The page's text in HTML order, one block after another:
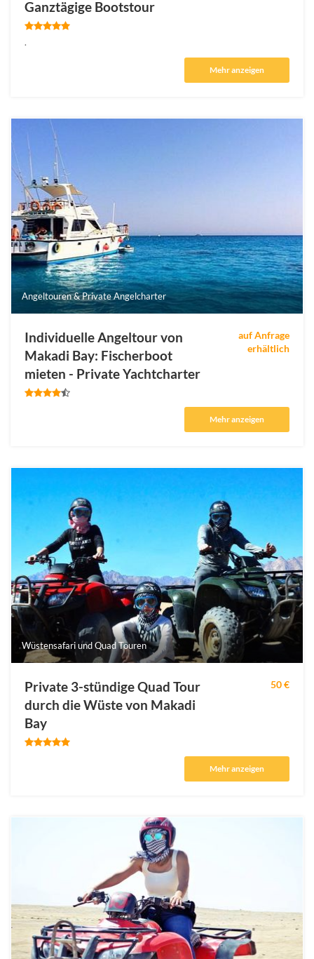
Ganztägige Bootstour
.
Mehr anzeigen
Angeltouren & Private Angelcharter
Individuelle Angeltour von
Makadi Bay: Fischerboot
mieten - Private Yachtcharter
auf Anfrage
erhältlich
Mehr anzeigen
Wüstensafari und Quad Touren
Private 3-stündige Quad Tour
durch die Wüste von Makadi
Bay
50 €
Mehr anzeigen